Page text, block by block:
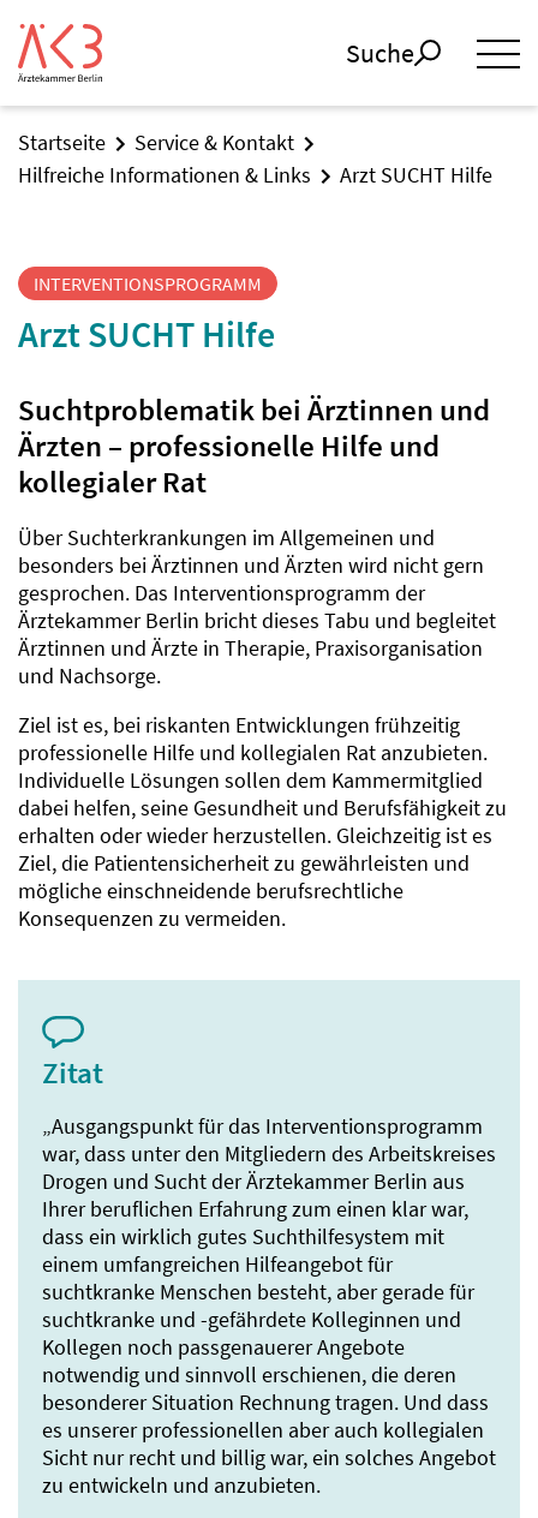
Suche
Startseite
Service & Kontakt
Hilfreiche Informationen & Links
Arzt SUCHT Hilfe
INTERVENTIONSPROGRAMM
Arzt SUCHT Hilfe
Suchtproblematik bei Ärztinnen und
Ärzten – professionelle Hilfe und
kollegialer Rat
Über Suchterkrankungen im Allgemeinen und
besonders bei Ärztinnen und Ärzten wird nicht gern
gesprochen. Das Interventionsprogramm der
Ärztekammer Berlin bricht dieses Tabu und begleitet
Ärztinnen und Ärzte in Therapie, Praxisorganisation
und Nachsorge.
Ziel ist es, bei riskanten Entwicklungen frühzeitig
professionelle Hilfe und kollegialen Rat anzubieten.
Individuelle Lösungen sollen dem Kammermitglied
dabei helfen, seine Gesundheit und Berufsfähigkeit zu
erhalten oder wieder herzustellen. Gleichzeitig ist es
Ziel, die Patientensicherheit zu gewährleisten und
mögliche einschneidende berufsrechtliche
Konsequenzen zu vermeiden.
Zitat
„Ausgangspunkt für das Interventionsprogramm
war, dass unter den Mitgliedern des Arbeitskreises
Drogen und Sucht der Ärztekammer Berlin aus
Ihrer beruflichen Erfahrung zum einen klar war,
dass ein wirklich gutes Suchthilfesystem mit
einem umfangreichen Hilfeangebot für
suchtkranke Menschen besteht, aber gerade für
suchtkranke und -gefährdete Kolleginnen und
Kollegen noch passgenauerer Angebote
notwendig und sinnvoll erschienen, die deren
besonderer Situation Rechnung tragen. Und dass
es unserer professionellen aber auch kollegialen
Sicht nur recht und billig war, ein solches Angebot
zu entwickeln und anzubieten.